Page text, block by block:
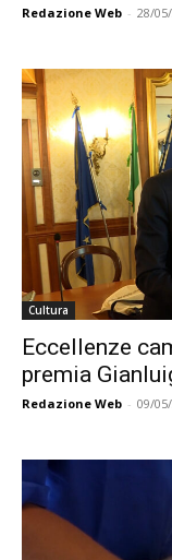
Redazione Web - 28/
Cultura
Eccellenze
premia
Redazione Web - 09/